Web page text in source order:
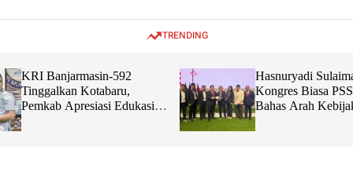
TRENDING
KRI Banjarmasin-592
Tinggalkan Kotabaru,
Pemkab Apresiasi Edukasi
dan Sinergi TNI Bersama
Masyarakat
Hasnuryadi
Kongres Biasa
Bahas Arah
Bola Nasional